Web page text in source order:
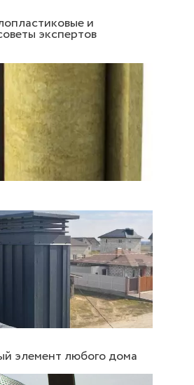
и
экспертов
элемент любого дома